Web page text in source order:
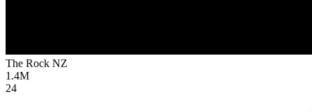
The Rock NZ
1.4M
24